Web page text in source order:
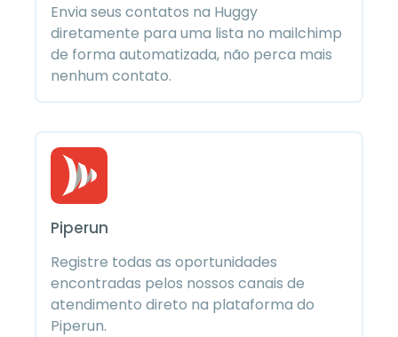
Envia seus contatos na Huggy
diretamente para uma lista no mailchimp
de forma automatizada, não perca mais
nenhum contato.
Piperun
Registre todas as oportunidades
encontradas pelos nossos canais de
atendimento direto na plataforma do
Piperun.